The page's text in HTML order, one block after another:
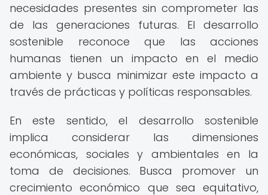
necesidades presentes sin comprometer las
de las generaciones futuras. El desarrollo
sostenible reconoce que las acciones
humanas tienen un impacto en el medio
ambiente y busca minimizar este impacto a
través de prácticas y políticas responsables.
En este sentido, el desarrollo sostenible
implica considerar las dimensiones
económicas, sociales y ambientales en la
toma de decisiones. Busca promover un
crecimiento económico que sea equitativo,